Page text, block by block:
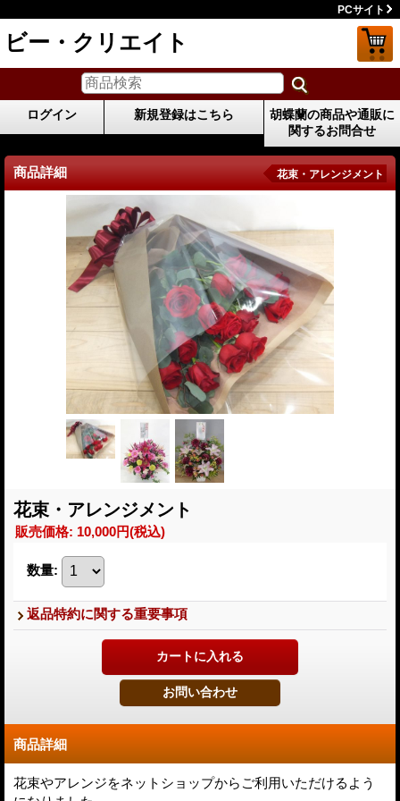
PCサイト
ビー・クリエイト
ログイン 新規登録はこちら
胡蝶蘭の商品や通販に
関するお問合せ
商品詳細 花束・アレンジメント
花束・アレンジメント
販売価格: 10,000円(税込)
数量:
返品特約に関する重要事項
商品詳細
花束やアレンジをネットショップからご利用いただけるよう